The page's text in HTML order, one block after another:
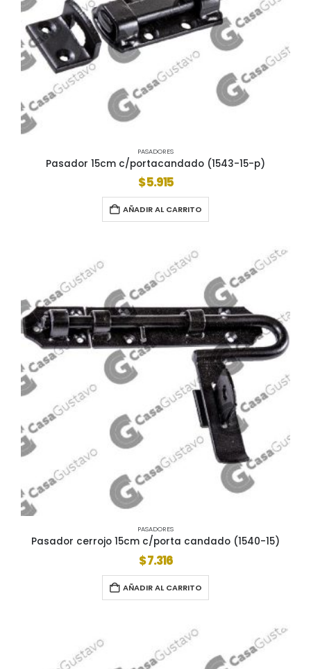
PASADORES
Pasador 15cm c/portacandado (1543-15-p)
$5.915
AÑADIR AL CARRITO
PASADORES
Pasador cerrojo 15cm c/porta candado (1540-15)
$7.316
AÑADIR AL CARRITO